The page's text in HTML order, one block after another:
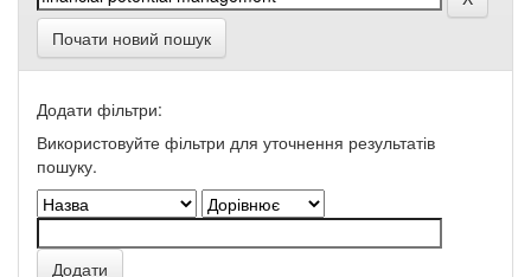
Почати новий пошук
Додати фільтри:
Використовуйте фільтри для уточнення результатів
пошуку.